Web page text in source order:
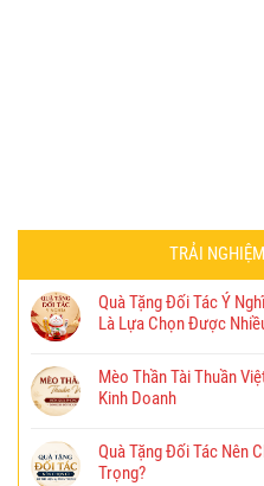
TRẢI
Quà Tặng Đối Tác Ý
Là Lựa Chọn Được
Mèo Thần Tài Thuần
Kinh Doanh
Quà Tặng Đối Tác Nên
Trọng?